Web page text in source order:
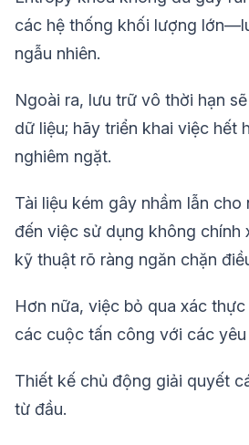
các hệ thống khối lượng
ngẫu nhiên.
Ngoài ra, lưu trữ vô thời hạn
dữ liệu; hãy triển khai việc hết
nghiêm ngặt.
Tài liệu kém gây nhầm lẫn
đến việc sử dụng không chính
kỹ thuật rõ ràng ngăn chặn
Hơn nữa, việc bỏ qua xác
các cuộc tấn công với các
Thiết kế chủ động giải quyết
từ đầu.